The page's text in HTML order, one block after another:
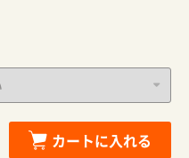
カートに入れる